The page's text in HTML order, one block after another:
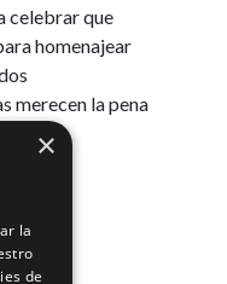
celebrar que
homenajear
merecen la pena
×
la
de